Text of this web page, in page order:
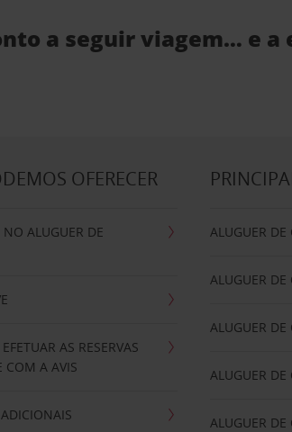
a seguir viagem… e a
OFERECER
NO ALUGUER DE
AS RESERVAS
COM A AVIS
ALUGUER DE
ALUGUER DE
ALUGUER DE
ALUGUER DE
ALUGUER DE